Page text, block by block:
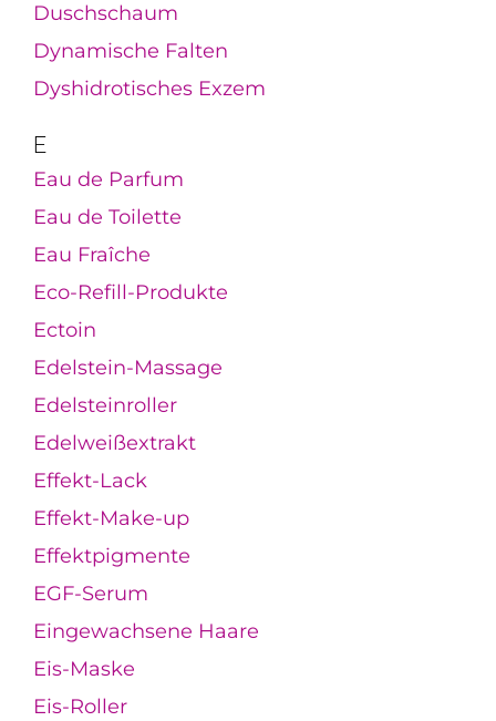
Duschschaum
Dynamische Falten
Dyshidrotisches Exzem
E
Eau de Parfum
Eau de Toilette
Eau Fraîche
Eco-Refill-Produkte
Ectoin
Edelstein-Massage
Edelsteinroller
Edelweißextrakt
Effekt-Lack
Effekt-Make-up
Effektpigmente
EGF-Serum
Eingewachsene Haare
Eis-Maske
Eis-Roller